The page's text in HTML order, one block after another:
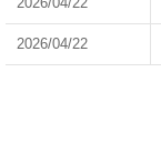
2026/04/22